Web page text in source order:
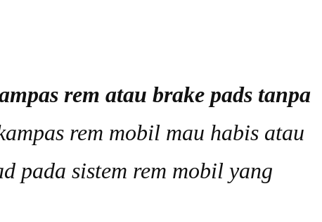
rem atau brake pads tanpa
rem mobil mau habis atau
pada sistem rem mobil yang